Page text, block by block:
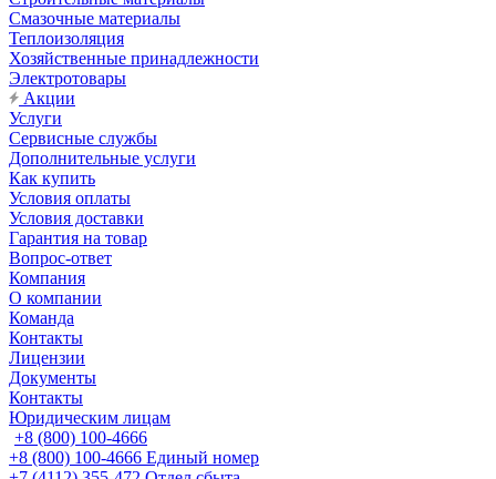
Смазочные материалы
Теплоизоляция
Хозяйственные принадлежности
Электротовары
Акции
Услуги
Сервисные службы
Дополнительные услуги
Как купить
Условия оплаты
Условия доставки
Гарантия на товар
Вопрос-ответ
Компания
О компании
Команда
Контакты
Лицензии
Документы
Контакты
Юридическим лицам
+8 (800) 100-4666
+8 (800) 100-4666 Единый номер